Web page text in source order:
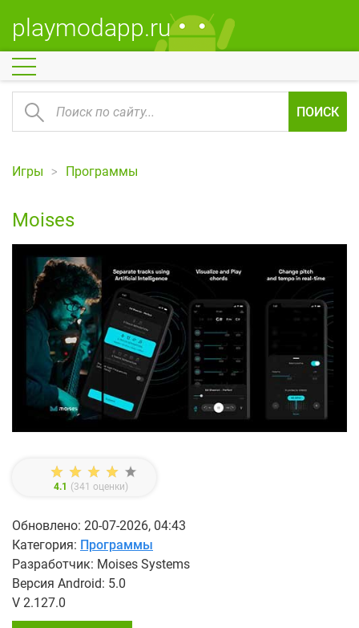
playmodapp.ru
ПОИСК
Игры Программы
Moises
4.1 (341 оценки)
Обновлено: 20-07-2026, 04:43
Категория: Программы
Разработчик: Moises Systems
Версия Android: 5.0
V 2.127.0